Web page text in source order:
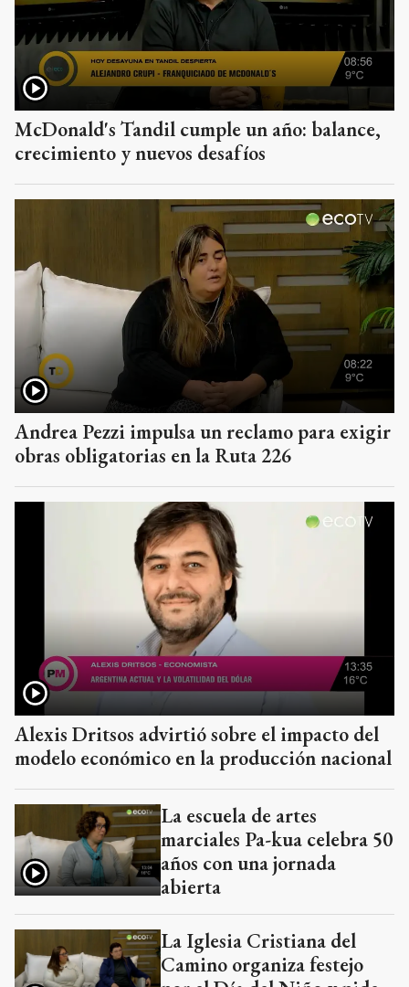
McDonald's Tandil cumple un año: balance,
crecimiento y nuevos desafíos
Andrea Pezzi impulsa un reclamo para exigir
obras obligatorias en la Ruta 226
Alexis Dritsos advirtió sobre el impacto del
modelo económico en la producción nacional
La escuela de artes
marciales Pa-kua celebra 50
años con una jornada
abierta
La Iglesia Cristiana del
Camino organiza festejo